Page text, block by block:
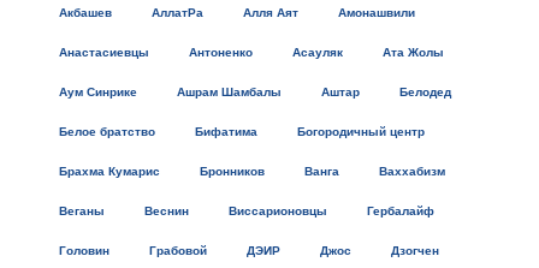
Акбашев АллатРа Алля Аят Амонашвили
Анастасиевцы Антоненко Асауляк Ата Жолы
Аум Синрике Ашрам Шамбалы Аштар Белодед
Белое братство Бифатима Богородичный центр
Брахма Кумарис Бронников Ванга Ваххабизм
Веганы Веснин Виссарионовцы Гербалайф
Головин Грабовой ДЭИР Джос Дзогчен